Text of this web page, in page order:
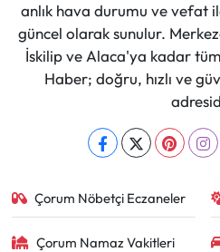
anlık hava durumu ve vefat
güncel olarak sunulur.
İskilip ve Alaca'ya kadar
Haber; doğru, hızlı ve
Çorum Nöbetçi Eczaneler
Çorum Namaz Vakitleri